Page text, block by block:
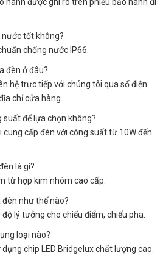
tốt không?
chống nước IP66.
đèn ở đâu?
hệ trực tiếp với chúng tôi qua số điện
chỉ cửa hàng.
suất để lựa chọn không?
cung cấp đèn với công suất từ 10W đến
là gì?
từ hợp kim nhôm cao cấp.
đèn như thế nào?
độ lý tưởng cho chiếu điểm, chiếu pha.
loại nào?
chip LED Bridgelux chất lượng cao.